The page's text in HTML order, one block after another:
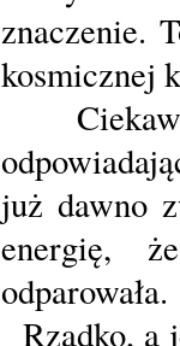
znaczenie.
kosmicznej
już dawno
energię,
odparowała.
Rzadko, a